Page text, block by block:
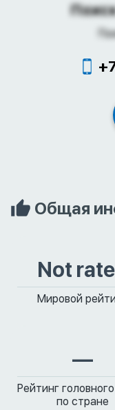
Общая
Not
Мировой
—
Рейтинг
по стране